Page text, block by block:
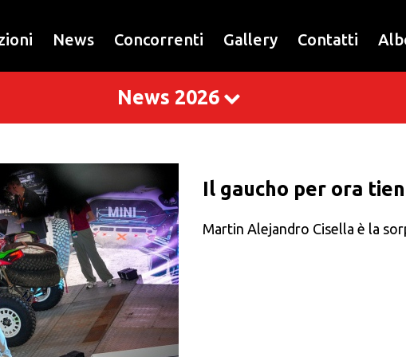
News Concorrenti Gallery Contatti
News 2026
Il gaucho per ora
Martin Alejandro Cisella è la